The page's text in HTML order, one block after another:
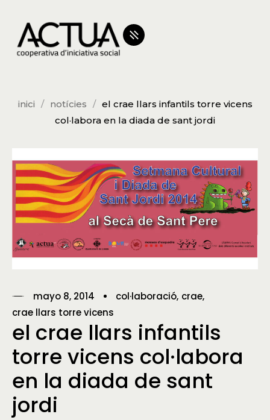
inici notícies
el crae llars infantils torre vicens
col·labora en la diada de sant jordi
mayo 8, 2014 col·laboració crae
crae llars torre vicens
el crae llars infantils
torre vicens col·labora
en la diada de sant
jordi